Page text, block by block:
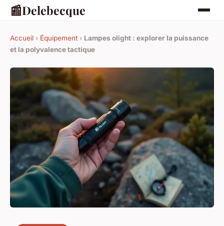
📰Delebecque
Accueil › Équipement › Lampes olight : explorer la puissance
et la polyvalence tactique